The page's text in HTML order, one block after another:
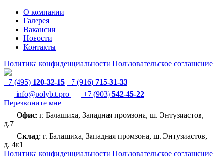
О компании
Галерея
Вакансии
Новости
Контакты
Политика конфиденциальности Пользовательское соглашение
+7 (495) 120-32-15 +7 (916) 715-31-33
info@polybit.pro
+7 (903) 542-45-22
Перезвоните мне
Офис: г. Балашиха, Западная промзона, ш. Энтузиастов,
д.7
Склад: г. Балашиха, Западная промзона, ш. Энтузиастов,
д. 4к1
Политика конфиденциальности Пользовательское соглашение